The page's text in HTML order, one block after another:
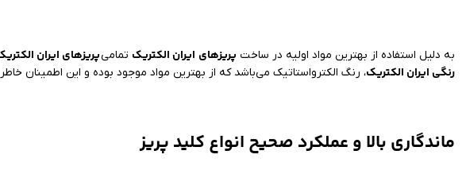
به دلیل استفاده از بهترین مواد اولیه در ساخت پریزهای ایران الکتریک تمامیپریزهای ایران
رنگی ایران الکتریک، رنگ الکترواستاتیک می‌باشد که از بهترین مواد موجود بوده و این اطمینان
ماندگاری بالا و عملکرد صحیح انواع کلید پریز